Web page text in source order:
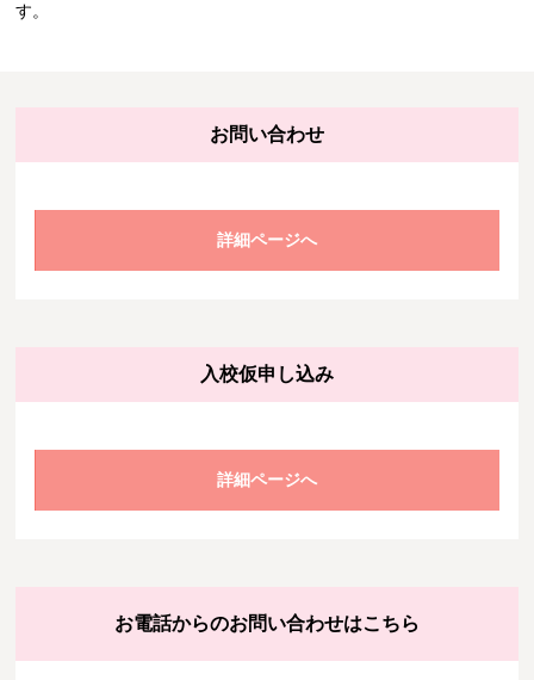
す。
お問い合わせ
詳細ページへ
入校仮申し込み
詳細ページへ
お電話からのお問い合わせはこちら